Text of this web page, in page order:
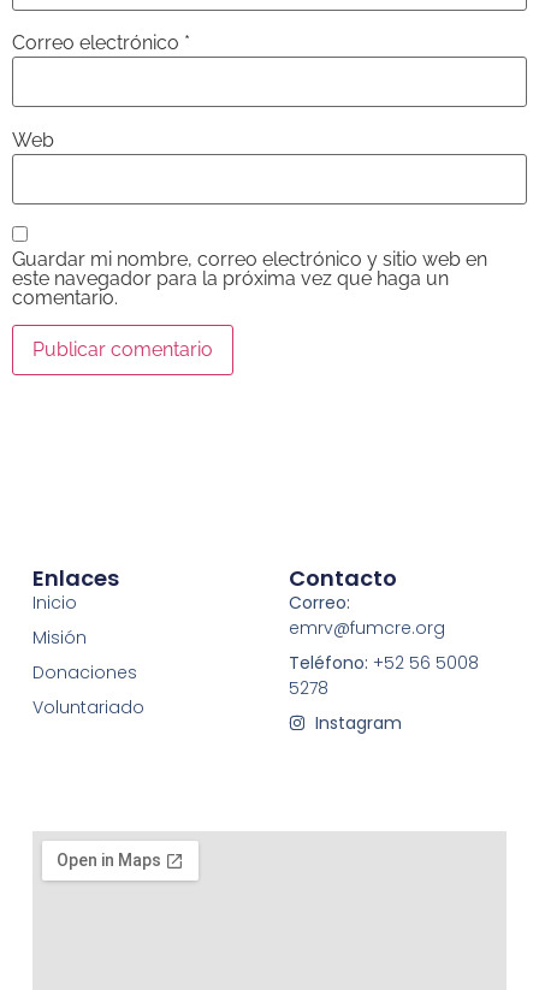
Correo electrónico *
Web
Guardar mi nombre, correo electrónico y sitio web en
este navegador para la próxima vez que haga un
comentario.
Enlaces
Inicio
Misión
Donaciones
Voluntariado
Contacto
Correo:
emrv@fumcre.org
Teléfono: +52 56 5008
5278
Instagram